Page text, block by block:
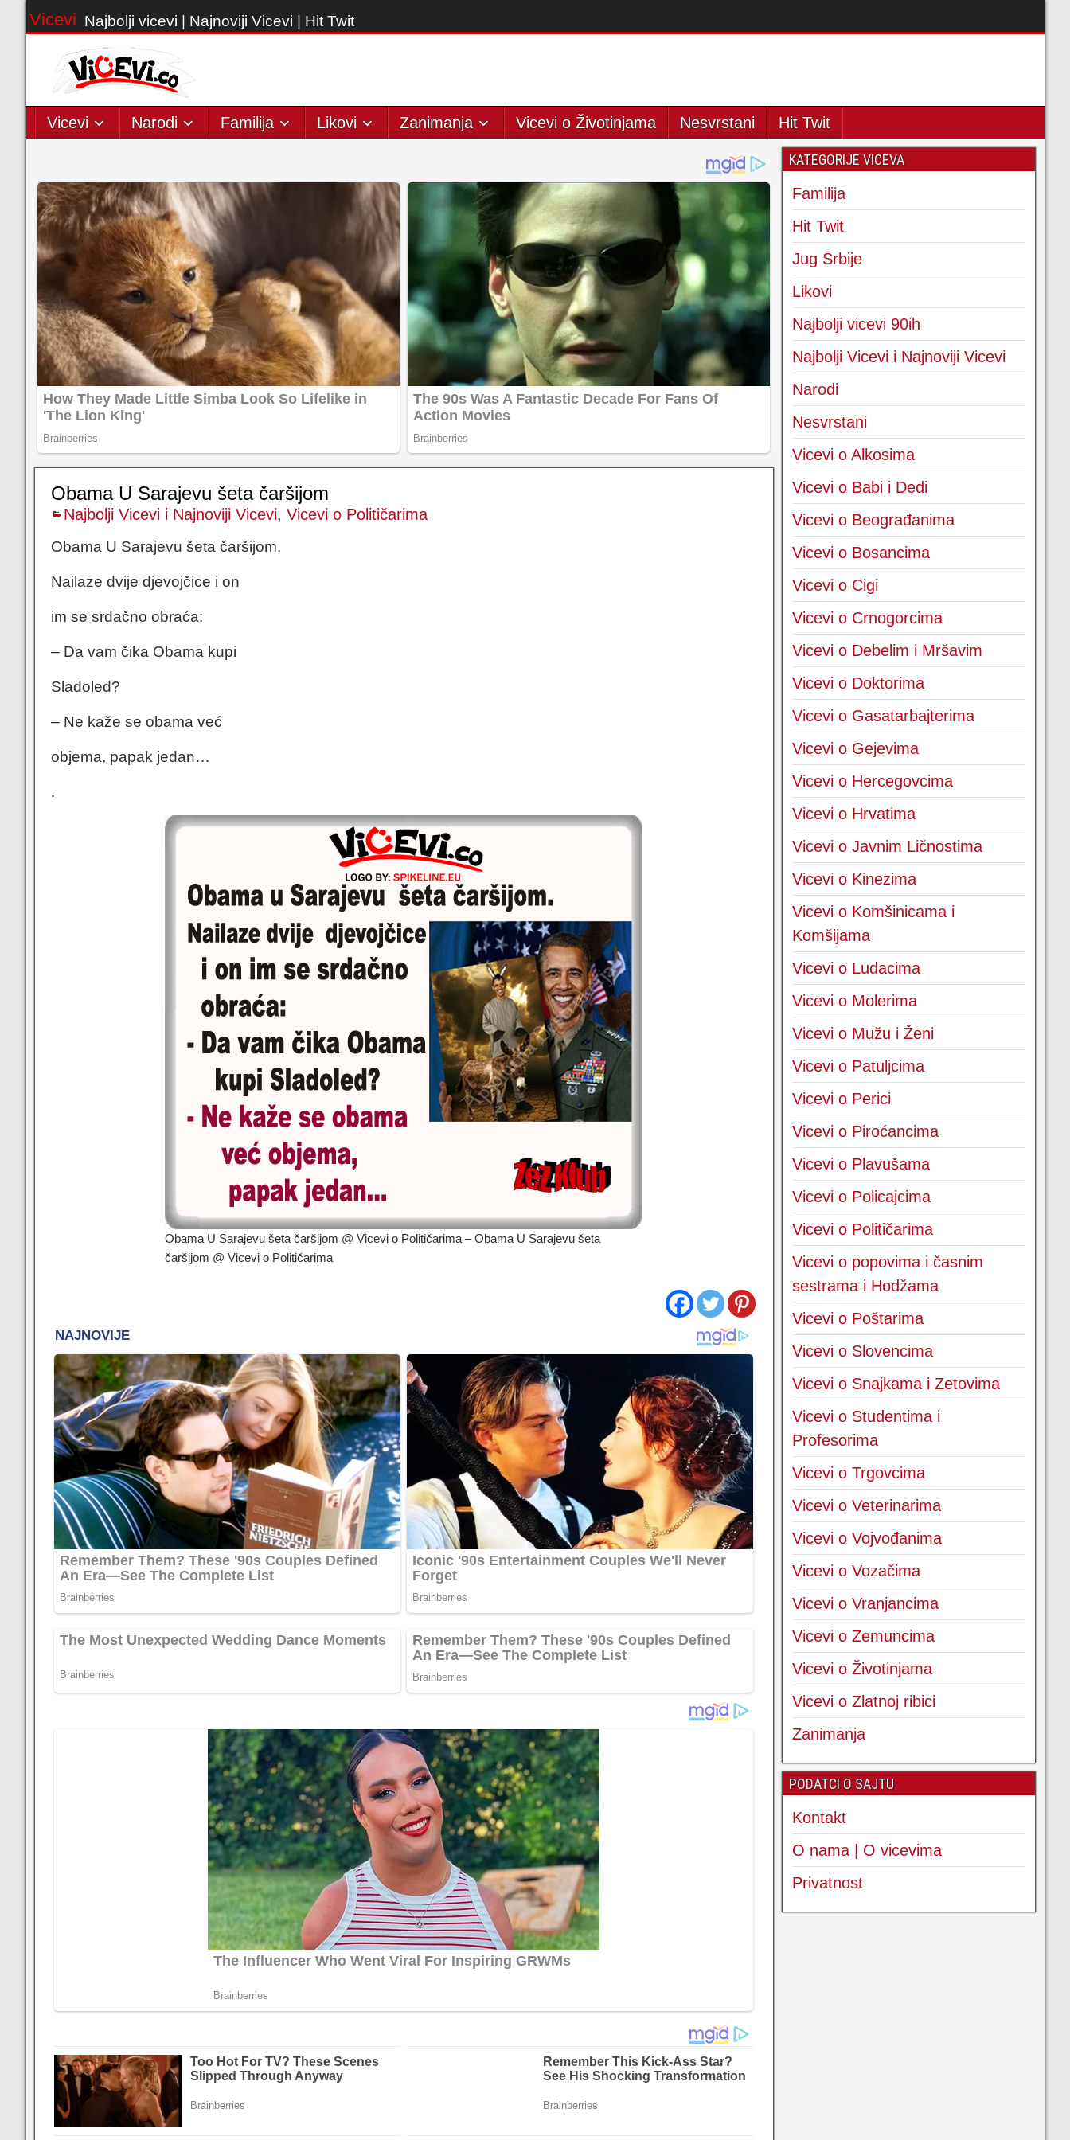
Vicevi Najbolji vicevi | Najnoviji Vicevi | Hit Twit
Vicevi Narodi Familija Likovi Zanimanja Vicevi o Životinjama Nesvrstani Hit Twit
Obama U Sarajevu šeta čaršijom
Najbolji Vicevi i Najnoviji Vicevi, Vicevi o Političarima
Obama U Sarajevu šeta čaršijom.
Nailaze dvije djevojčice i on
im se srdačno obraća:
– Da vam čika Obama kupi
Sladoled?
– Ne kaže se obama već
objema, papak jedan…
.
Obama U Sarajevu šeta čaršijom @ Vicevi o Političarima – Obama U Sarajevu šeta
čaršijom @ Vicevi o Političarima
KATEGORIJE VICEVA
Familija
Hit Twit
Jug Srbije
Likovi
Najbolji vicevi 90ih
Najbolji Vicevi i Najnoviji Vicevi
Narodi
Nesvrstani
Vicevi o Alkosima
Vicevi o Babi i Dedi
Vicevi o Beograđanima
Vicevi o Bosancima
Vicevi o Cigi
Vicevi o Crnogorcima
Vicevi o Debelim i Mršavim
Vicevi o Doktorima
Vicevi o Gasatarbajterima
Vicevi o Gejevima
Vicevi o Hercegovcima
Vicevi o Hrvatima
Vicevi o Javnim Ličnostima
Vicevi o Kinezima
Vicevi o Komšinicama i
Komšijama
Vicevi o Ludacima
Vicevi o Molerima
Vicevi o Mužu i Ženi
Vicevi o Patuljcima
Vicevi o Perici
Vicevi o Piroćancima
Vicevi o Plavušama
Vicevi o Policajcima
Vicevi o Političarima
Vicevi o popovima i časnim
sestrama i Hodžama
Vicevi o Poštarima
Vicevi o Slovencima
Vicevi o Snajkama i Zetovima
Vicevi o Studentima i
Profesorima
Vicevi o Trgovcima
Vicevi o Veterinarima
Vicevi o Vojvođanima
Vicevi o Vozačima
Vicevi o Vranjancima
Vicevi o Zemuncima
Vicevi o Životinjama
Vicevi o Zlatnoj ribici
Zanimanja
PODATCI O SAJTU
Kontakt
O nama | O vicevima
Privatnost